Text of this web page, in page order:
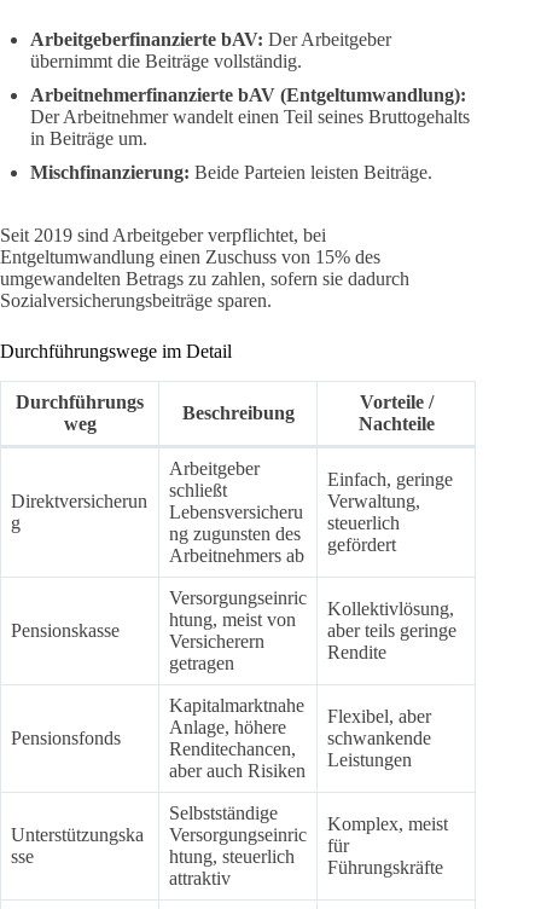
Arbeitgeberfinanzierte bAV: Der Arbeitgeber
übernimmt die Beiträge vollständig.
Arbeitnehmerfinanzierte bAV (Entgeltumwandlung):
Der Arbeitnehmer wandelt einen Teil seines Bruttogehalts
in Beiträge um.
Mischfinanzierung: Beide Parteien leisten Beiträge.
Seit 2019 sind Arbeitgeber verpflichtet, bei
Entgeltumwandlung einen Zuschuss von 15% des
umgewandelten Betrags zu zahlen, sofern sie dadurch
Sozialversicherungsbeiträge sparen.
Durchführungswege im Detail
Durchführungs
weg
Beschreibung
Vorteile /
Nachteile
Direktversicherun
g
Arbeitgeber
schließt
Lebensversicheru
ng zugunsten des
Arbeitnehmers ab
Einfach, geringe
Verwaltung,
steuerlich
gefördert
Pensionskasse
Versorgungseinric
htung, meist von
Versicherern
getragen
Kollektivlösung,
aber teils geringe
Rendite
Pensionsfonds
Kapitalmarktnahe
Anlage, höhere
Renditechancen,
aber auch Risiken
Flexibel, aber
schwankende
Leistungen
Unterstützungska
sse
Selbstständige
Versorgungseinric
htung, steuerlich
attraktiv
Komplex, meist
für
Führungskräfte